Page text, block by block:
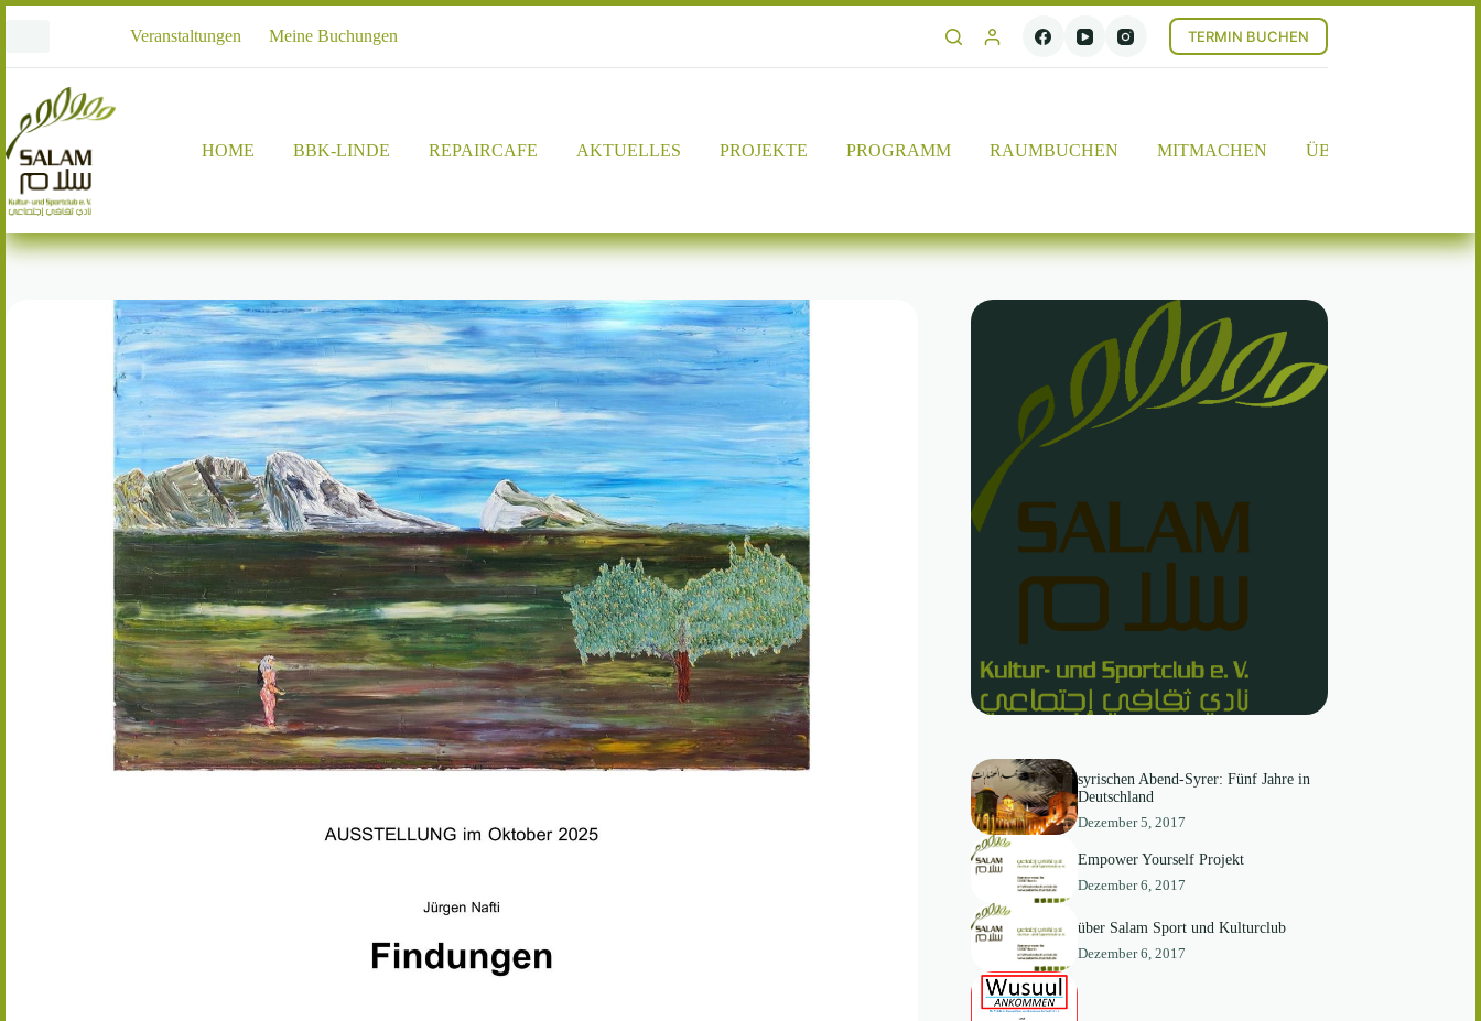
Veranstaltungen Meine Buchungen TERMIN BUCHEN
HOME BBK-LINDE REPAIRCAFE AKTUELLES PROJEKTE PROGRAMM RAUMBUCHEN MITMACHEN ÜBER UNS
syrischen Abend-Syrer: Fünf Jahre in
Deutschland
Dezember 5, 2017
Empower Yourself Projekt
Dezember 6, 2017
über Salam Sport und Kulturclub
Dezember 6, 2017